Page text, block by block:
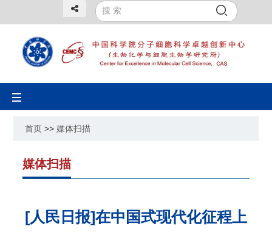
Toggle
navigation
首页 >>媒体扫描
媒体扫描
[人民日报]在中国式现代化征程上